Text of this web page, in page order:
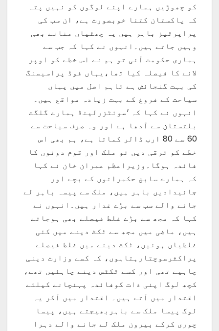
کو چھوڑیں ہمارے اپنے لوگوں کو نہیں پتہ
کہ پاکستان کتنا خوبصورت ہے، ان سب کی
پراپرٹیز باہر ہیں یہ چھٹیاں منانے بھی
وہیں جاتے ہیں۔انہوں نے کہا کہ جب سے
ہماری حکومت آئی تو ہم نے اس خطے کو اوپر
لانے کا فیصلہ کیا تھا،یہاں فوڈ پراسیسنگ
کی بہت گنجائش ہے تاہم اصل میں یہاں
سیاحت کے فروغ کے بہت زیادہ مواقع ہیں۔
انہوں نے کہا کہ ‘سوئٹزرلینڈ ہمارے گلگت
بلتستان سے آدھا ہے اور وہ صرف سیاحت سے
60 سے 80 ارب ڈالر کماتا ہے، ہم بھی اس
خطے کو ترقی دیں تو ملک اور قوم دونوں کا
فائدہ ہوگا۔وزیراعظم عمران خان نے کہا
کہ ہمارے سابق حکمرانوں کے بچے اور
جائیدادیں باہر ہیں، ملک سے پیسہ باہر لے
جانے والے سب سے بڑے غدار ہیں۔انہوں نے
کہا کہ مجھ سے بڑے غلط فیصلے بھی ہوجاتے
ہیں، ماضی میں مجھ سے ٹکٹ دینے میں کئی
غلطیاں ہوئیں، ٹکٹ دینے میں غلط فیصلے
پراکثرسوچتارہتاہوں، کہ کسے وزارت دینی
چاہیے تھی اور کسے ٹکٹس دینے چاہئیں تھے،
کچھ لوگ اپنی ذات کوفائدہ پہنچانے کیلئے
اقتدار میں آتے ہیں۔ اقتدار میں آکر یہ
لوگ پیسا ملک سے باہربھیجتے ہیں، پیسا
چوری کرکے بیرون ملک لے جانے والے دہرا